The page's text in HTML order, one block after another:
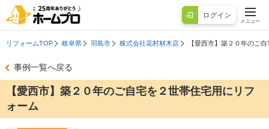
ログイン
メニュー
リフォームTOP 岐阜県 羽島市 株式会社花村材木店 【愛西市】築２０年のご
事例一覧へ戻る
【愛西市】築２０年のご自宅を２世帯住宅用にリフ
ォーム